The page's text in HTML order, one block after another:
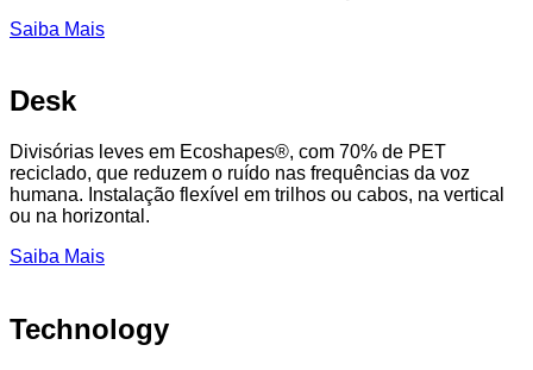
Saiba Mais
Desk
Divisórias leves em Ecoshapes®, com 70% de PET
reciclado, que reduzem o ruído nas frequências da voz
humana. Instalação flexível em trilhos ou cabos, na vertical
ou na horizontal.
Saiba Mais
Technology